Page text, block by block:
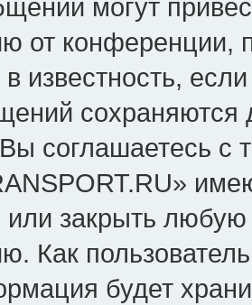
могут
от конференции,
в известность,
сохраняются
соглашаетесь
или закрыть
Как
будет